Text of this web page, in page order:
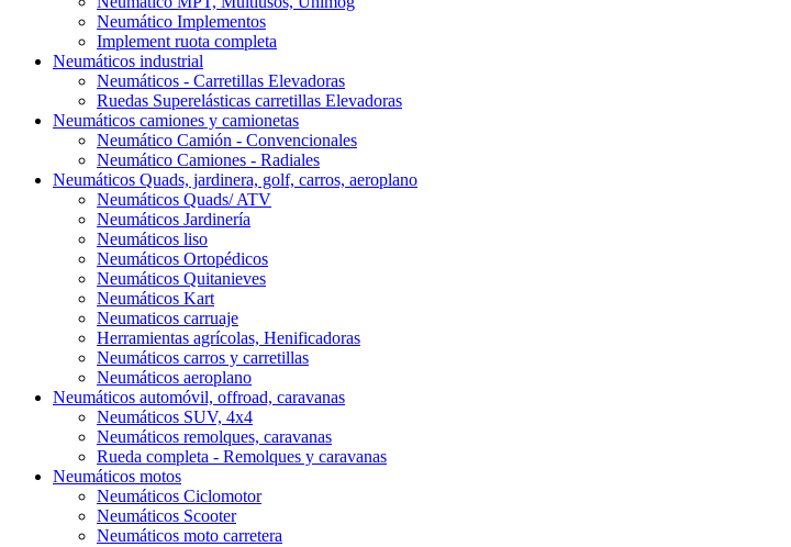
Neumático Implementos
Implement ruota completa
Neumáticos industrial
Neumáticos - Carretillas Elevadoras
Ruedas Superelásticas carretillas Elevadoras
Neumáticos camiones y camionetas
Neumático Camión - Convencionales
Neumático Camiones - Radiales
Neumáticos Quads, jardinera, golf, carros, aeroplano
Neumáticos Quads/ ATV
Neumáticos Jardinería
Neumáticos liso
Neumáticos Ortopédicos
Neumáticos Quitanieves
Neumáticos Kart
Neumaticos carruaje
Herramientas agrícolas, Henificadoras
Neumáticos carros y carretillas
Neumáticos aeroplano
Neumáticos automóvil, offroad, caravanas
Neumáticos SUV, 4x4
Neumáticos remolques, caravanas
Rueda completa - Remolques y caravanas
Neumáticos motos
Neumáticos Ciclomotor
Neumáticos Scooter
Neumáticos moto carretera